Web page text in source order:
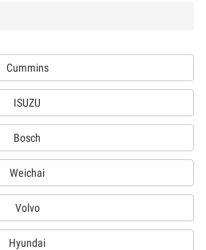
Cummins
ISUZU
Bosch
Weichai
Volvo
Hyundai